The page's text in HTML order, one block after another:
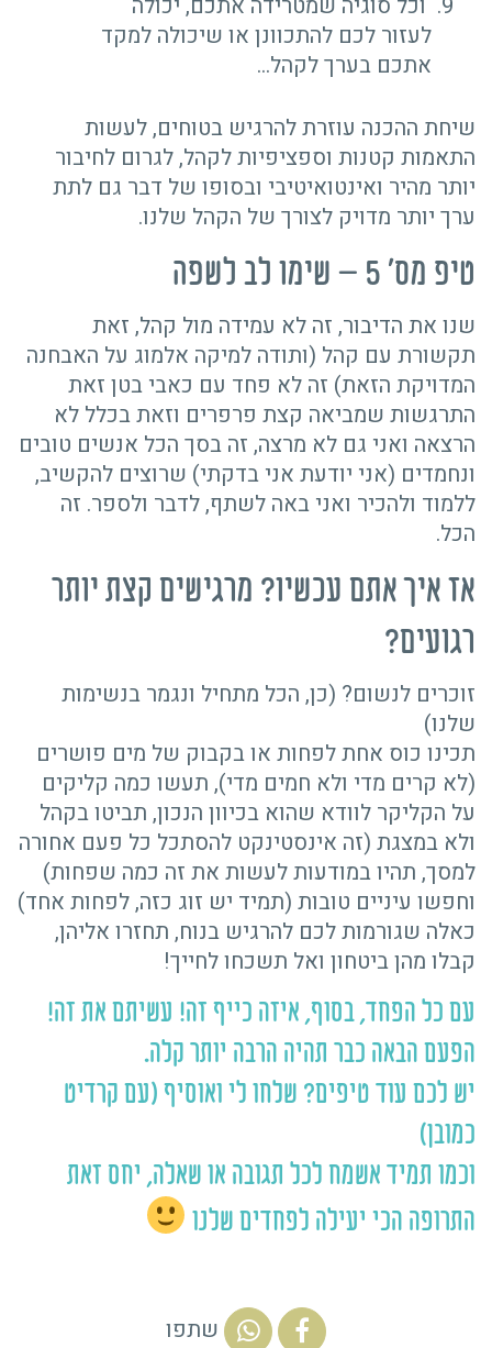
לעזור לכם להתכוונן או שיכולה למקד
אתכם בערך לקהל…
שיחת ההכנה עוזרת להרגיש בטוחים, לעשות
התאמות קטנות וספציפיות לקהל, לגרום לחיבור
יותר מהיר ואינטואיטיבי ובסופו של דבר גם לתת
ערך יותר מדויק לצורך של הקהל שלנו.
טיפ מס' 5 – שימו לב לשפה
שנו את הדיבור, זה לא עמידה מול קהל, זאת
תקשורת עם קהל (ותודה למיקה אלמוג על האבחנה
המדויקת הזאת) זה לא פחד עם כאבי בטן זאת
התרגשות שמביאה קצת פרפרים וזאת בכלל לא
הרצאה ואני גם לא מרצה, זה בסך הכל אנשים טובים
ונחמדים (אני יודעת אני בדקתי) שרוצים להקשיב,
ללמוד ולהכיר ואני באה לשתף, לדבר ולספר. זה
הכל.
אז איך אתם עכשיו? מרגישים קצת יותר
רגועים?
זוכרים לנשום? (כן, הכל מתחיל ונגמר בנשימות
שלנו)
תכינו כוס אחת לפחות או בקבוק של מים פושרים
(לא קרים מדי ולא חמים מדי), תעשו כמה קליקים
על הקליקר לוודא שהוא בכיוון הנכון, תביטו בקהל
ולא במצגת (זה אינסטינקט להסתכל כל פעם אחורה
למסך, תהיו במודעות לעשות את זה כמה שפחות)
וחפשו עיניים טובות (תמיד יש זוג כזה, לפחות אחד)
כאלה שגורמות לכם להרגיש בנוח, תחזרו אליהן,
קבלו מהן ביטחון ואל תשכחו לחייך!
עם כל הפחד, בסוף, איזה כייף זה! עשיתם את זה!
הפעם הבאה כבר תהיה הרבה יותר קלה.
יש לכם עוד טיפים? שלחו לי ואוסיף (עם קרדיט
כמובן)
וכמו תמיד אשמח לכל תגובה או שאלה, יחס זאת
התרופה הכי יעילה לפחדים שלנו
שתפו